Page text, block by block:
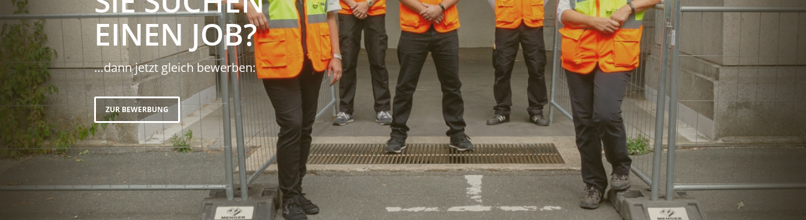
SICHERHEITSDIENST
Speziell geschultes Fachpersonal
EVENTSCHUTZ OBJEKTSCHUTZ